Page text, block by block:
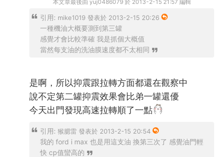
本文章最後由 yuj0486079 於 2013-2-15 21:57 編輯
引用: mike1019 發表於 2013-2-15 20:26
一種機油大概要測到第三罐
感覺才會比較準確 我是抓個大概值
當然每支油的洗油膜速度都不太相同
是啊，所以抑震跟拉轉方面都還在觀察中
說不定第二罐抑震效果會比弟一罐還優
今天出門發現高速拉轉順了一點
引用: 猴腮雷 發表於 2013-2-15 20:54
我的 ford i max 也是用這支油 換第三次了 感覺油門輕
快 cp值蠻高的